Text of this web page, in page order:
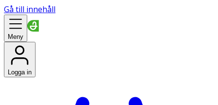
Gå till innehåll
Meny
Logga in